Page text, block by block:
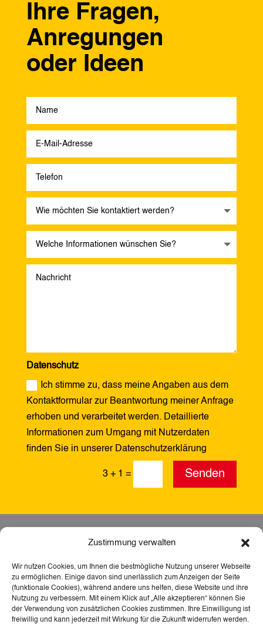
Zustimmung verwalten
Wir nutzen Cookies, um Ihnen die bestmögliche Nutzung unserer Webseite
zu ermöglichen. Einige davon sind unerlässlich zum Anzeigen der Seite
(funktionale Cookies), während andere uns helfen, diese Website und ihre
Nutzung zu verbessern. Mit einem Klick auf „Alle akzeptieren“ können Sie
der Verwendung von zusätzlichen Cookies zustimmen. Ihre Einwilligung ist
freiwillig und kann jederzeit mit Wirkung für die Zukunft widerrufen werden.
Ihre Fragen,
Anregungen
oder Ideen
Datenschutz
Ich stimme zu, dass meine Angaben aus dem
Kontaktformular zur Beantwortung meiner Anfrage
erhoben und verarbeitet werden. Detaillierte
Informationen zum Umgang mit Nutzerdaten
finden Sie in unserer Datenschutzerklärung
3 + 1 = Senden